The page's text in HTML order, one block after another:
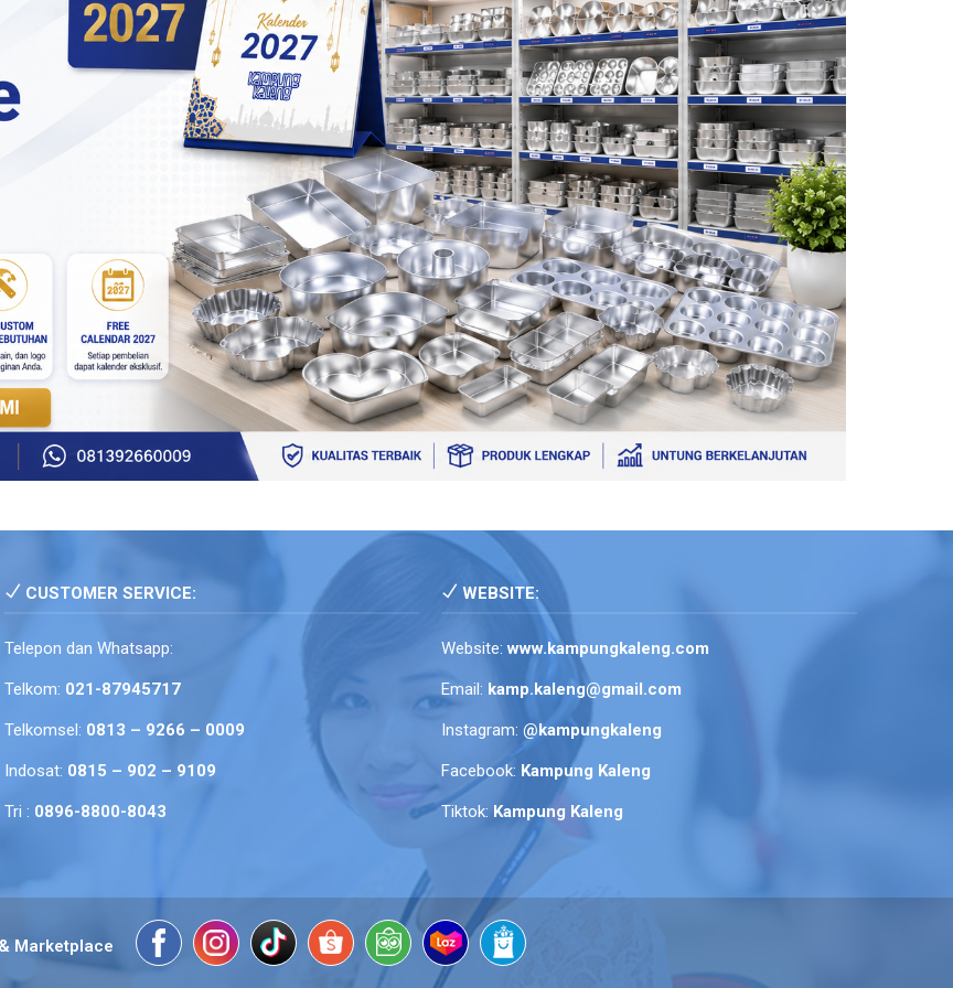
CUSTOMER SERVICE:
Telepon dan Whatsapp:
Telkom: 021-87945717
Telkomsel: 0813 – 9266 – 0009
Indosat: 0815 – 902 – 9109
Tri : 0896-8800-8043
WEBSITE:
Website:www.kampungkaleng.com
Email: kamp.kaleng@gmail.com
Instagram:@kampungkaleng
Facebook: Kampung Kaleng
Tiktok: Kampung Kaleng
Marketplace